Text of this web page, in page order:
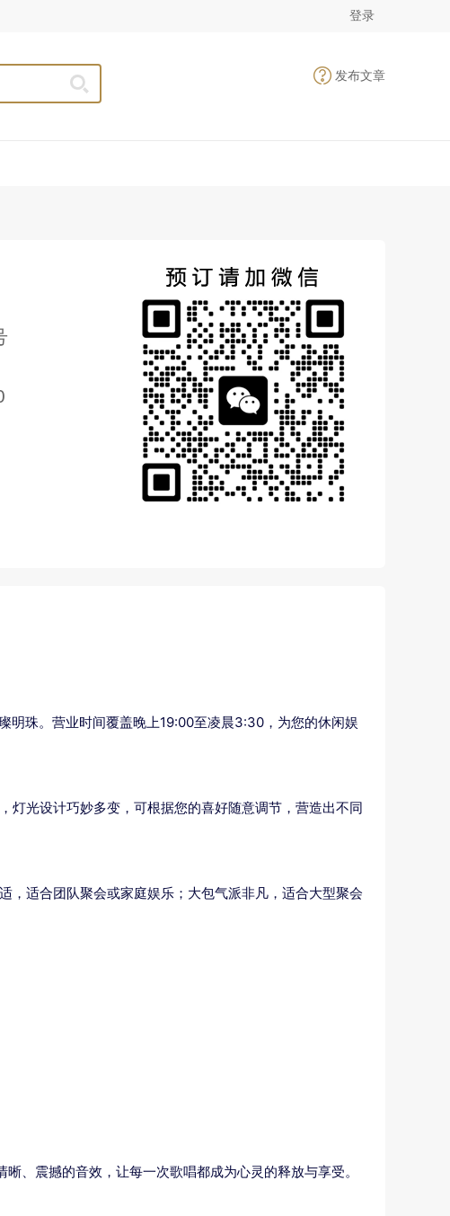
登录
发布文章
明珠。营业时间覆盖晚上19:00至凌晨3:30，为您的休闲娱
灯光设计巧妙多变，可根据您的喜好随意调节，营造出不同
，适合团队聚会或家庭娱乐；大包气派非凡，适合大型聚会
、震撼的音效，让每一次歌唱都成为心灵的释放与享受。